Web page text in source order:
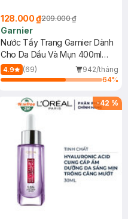
128.000 ₫209.000 ₫
Garnier
Nước Tẩy Trang Garnier Dành
Cho Da Dầu Và Mụn 400ml
(Mới)
4.9 (69)
942/tháng
64%
-42 %